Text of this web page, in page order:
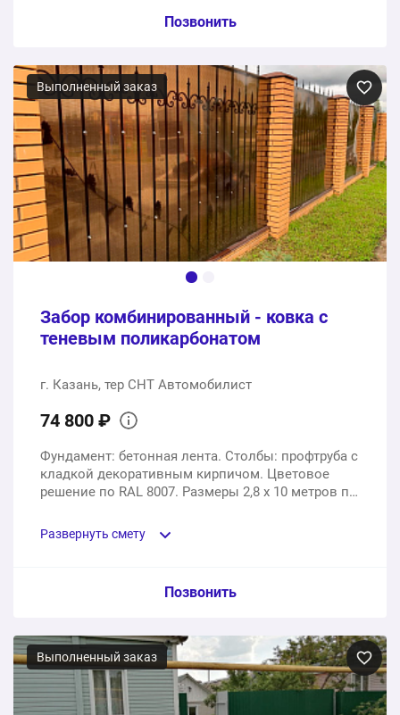
Пункт сметы / Ед. изм. / Цена
Материалы, комплектующие и расходники
1 шт. 256000 ₽
Услуги доставки и сборки на фундаменте заказчика
1 услуга 88200 ₽
Общая стоимость: 344200 ₽
Позвонить
Выполненный заказ
Забор комбинированный - ковка с
теневым поликарбонатом
г. Казань, тер СНТ Автомобилист
74 800 ₽
Фундамент: бетонная лента. Столбы: профтруба с
кладкой декоративным кирпичом. Цветовое
решение по RAL 8007. Размеры 2,8 х 10 метров по
Развернуть смету
Пункт сметы / Ед. изм. / Цена
Изготовление кованых секций, подготовка опор,
нарезка профлиста в размер секций
1 шт. 49000 ₽
Позвонить
Выполненный заказ